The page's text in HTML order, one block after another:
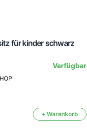
für kinder schwarz
Verfügbar
+ Warenkorb